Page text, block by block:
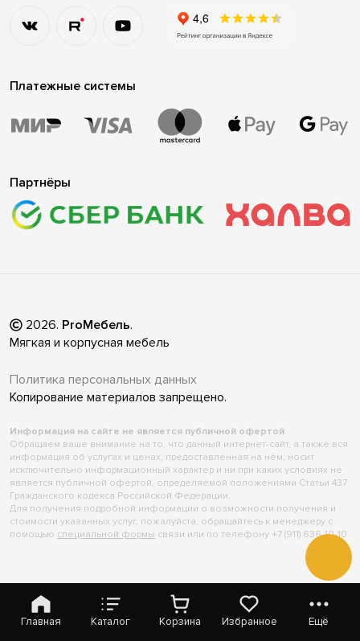
Платежные системы
Партнёры
2026. ProМебель.
Мягкая и корпусная мебель
Политика персональных данных
Копирование материалов запрещено.
Информация на сайте не является публичной офертой
Обращаем ваше внимание на то, что данный интернет-сайт, а также вся
информация об услугах и ценах, предоставленная на нём, носит
исключительно информационный характер и ни при каких условиях не
является публичной офертой, определяемой положениями Статьи 437
Гражданского кодекса Российской Федерации.
Для получения подробной информации о возможности получения и
стоимости указанных услуг, пожалуйста, обращайтесь к менеджеру с
помощью специальной формы связи или по телефону +7 (911) 636-10-10
Главная Каталог Корзина Избранное Ещё